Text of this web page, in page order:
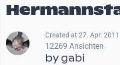
Created at 27. Apr. 2011
12269 Ansichten
bygabi